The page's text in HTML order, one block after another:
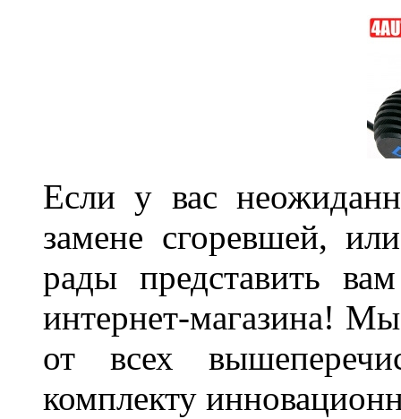
Если у вас
замене сгоревшей,
рады представить
интернет-магазина!
от всех
комплекту